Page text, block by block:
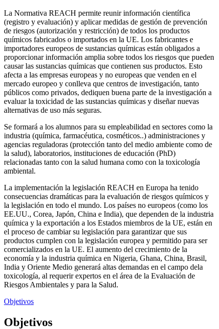
La Normativa REACH permite reunir información científica
(registro y evaluación) y aplicar medidas de gestión de prevención
de riesgos (autorización y restricción) de todos los productos
químicos fabricados o importados en la UE. Los fabricantes e
importadores europeos de sustancias químicas están obligados a
proporcionar información amplia sobre todos los riesgos que pueden
causar las sustancias químicas que contienen sus productos. Esto
afecta a las empresas europeas y no europeas que venden en el
mercado europeo y conlleva que centros de investigación, tanto
públicos como privados, dediquen buena parte de la investigación a
evaluar la toxicidad de las sustancias químicas y diseñar nuevas
alternativas de uso más seguras.
Se formará a los alumnos para su empleabilidad en sectores como la
industria (química, farmacéutica, cosméticos..) administraciones y
agencias reguladoras (protección tanto del medio ambiente como de
la salud), laboratorios, instituciones de educación (PhD)
relacionadas tanto con la salud humana como con la toxicología
ambiental.
La implementación la legislación REACH en Europa ha tenido
consecuencias dramáticas para la evaluación de riesgos químicos y
la legislación en todo el mundo. Los países no europeos (como los
EE.UU., Corea, Japón, China e India), que dependen de la industria
química y la exportación a los Estados miembros de la UE, están en
el proceso de cambiar su legislación para garantizar que sus
productos cumplen con la legislación europea y permitido para ser
comercializados en la UE. El aumento del crecimiento de la
economía y la industria química en Nigeria, Ghana, China, Brasil,
India y Oriente Medio generará altas demandas en el campo dela
toxicología, al requerir expertos en el área de la Evaluación de
Riesgos Ambientales y para la Salud.
Objetivos
Objetivos